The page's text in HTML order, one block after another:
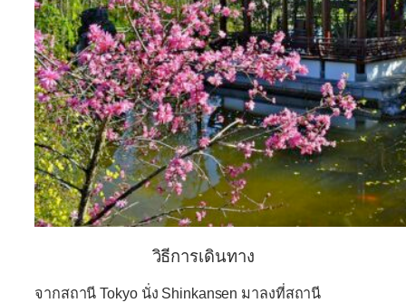
วิธีการเดินทาง
จากสถานี Tokyo นั่ง Shinkansen มาลงที่สถานี